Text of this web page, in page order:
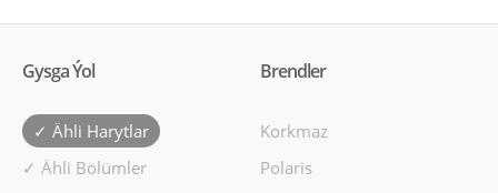
Garşylaşdyrmaga goş
Gysga Ýol
✓ Ähli Harytlar
✓ Ähli Bölümler
Brendler
Korkmaz
Polaris